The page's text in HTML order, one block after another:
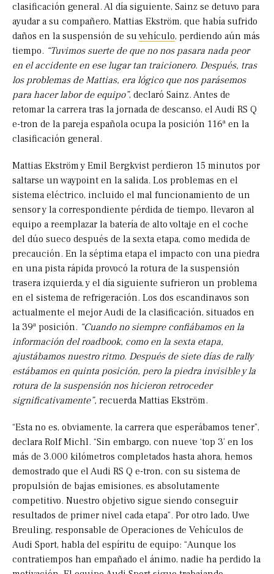
clasificación general. Al día siguiente, Sainz se detuvo para
ayudar a su compañero, Mattias Ekström, que había sufrido
daños en la suspensión de su vehículo, perdiendo aún más
tiempo. “Tuvimos suerte de que no nos pasara nada peor
en el accidente en ese lugar tan traicionero. Después, tras
los problemas de Mattias, era lógico que nos parásemos
para hacer labor de equipo”, declaró Sainz. Antes de
retomar la carrera tras la jornada de descanso, el Audi RS Q
e-tron de la pareja española ocupa la posición 116ª en la
clasificación general.
Mattias Ekström y Emil Bergkvist perdieron 15 minutos por
saltarse un waypoint en la salida. Los problemas en el
sistema eléctrico, incluido el mal funcionamiento de un
sensor y la correspondiente pérdida de tiempo, llevaron al
equipo a reemplazar la batería de alto voltaje en el coche
del dúo sueco después de la sexta etapa, como medida de
precaución. En la séptima etapa el impacto con una piedra
en una pista rápida provocó la rotura de la suspensión
trasera izquierda, y el día siguiente sufrieron un problema
en el sistema de refrigeración. Los dos escandinavos son
actualmente el mejor Audi de la clasificación, situados en
la 39ª posición. “Cuando no siempre confiábamos en la
información del roadbook, como en la sexta etapa,
ajustábamos nuestro ritmo. Después de siete días de rally
estábamos en quinta posición, pero la piedra invisible y la
rotura de la suspensión nos hicieron retroceder
significativamente”, recuerda Mattias Ekström.
“Esta no es, obviamente, la carrera que esperábamos tener”,
declara Rolf Michl. “Sin embargo, con nueve ‘top 3’ en los
más de 3.000 kilómetros completados hasta ahora, hemos
demostrado que el Audi RS Q e-tron, con su sistema de
propulsión de bajas emisiones, es absolutamente
competitivo. Nuestro objetivo sigue siendo conseguir
resultados de primer nivel cada etapa”. Por otro lado, Uwe
Breuling, responsable de Operaciones de Vehículos de
Audi Sport, habla del espíritu de equipo: “Aunque los
contratiempos han empañado el ánimo, nadie ha perdido la